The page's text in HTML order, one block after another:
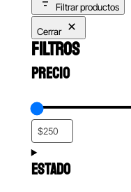
Filtrar productos
Cerrar
FILTROS
PRECIO
ESTADO